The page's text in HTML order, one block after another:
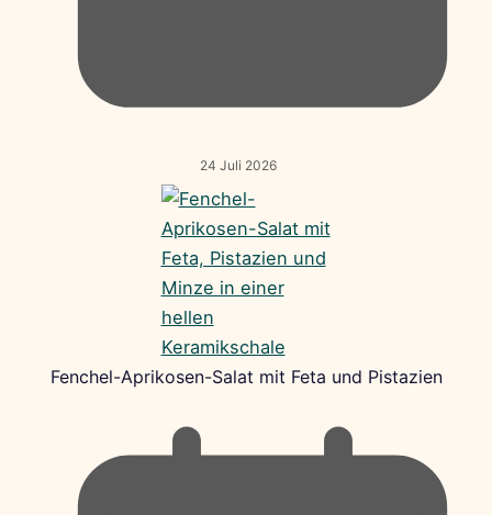
24 Juli 2026
Fenchel-Aprikosen-Salat mit Feta und Pistazien